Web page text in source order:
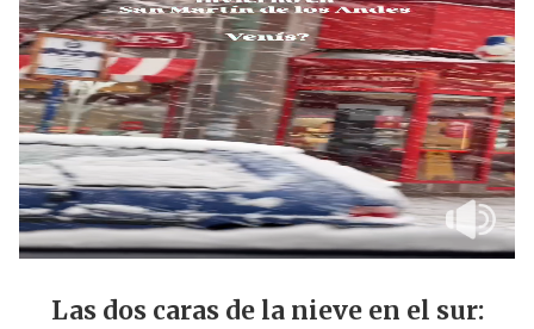
Las dos caras de la nieve en el sur: